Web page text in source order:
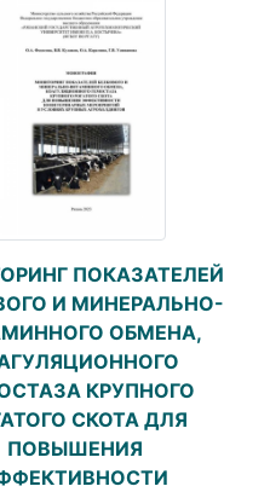
ПОКАЗАТЕЛЕЙ
И МИНЕРАЛЬНО-
ОБМЕНА,
КРУПНОГО
СКОТА ДЛЯ
ПОВЫШЕНИЯ